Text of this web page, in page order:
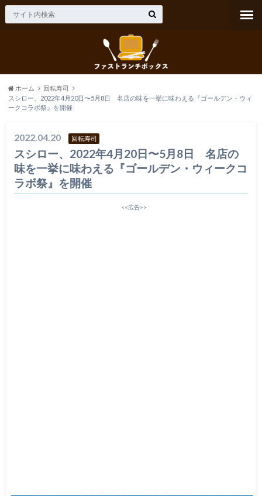
ホーム
回転寿司
スシロー、2022年4月20日〜5月8日 名店の味を一挙に味わえる『ゴールデン・ウィ
ークコラボ祭』を開催
2022.04.20 回転寿司
スシロー、2022年4月20日〜5月8日 名店の
味を一挙に味わえる『ゴールデン・ウィークコ
ラボ祭』を開催
<<広告>>